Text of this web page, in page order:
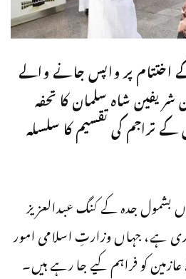
پر واپس جانے والے
شریفین شاہ سلمان کا تحفہ
تراجم کی تقسیم کا سلسلہ
بشمول جدہ کے کنگ عبدالعزیز
ہے، جہاں وزارتِ اسلامی امور
کو فراہم کیے جا رہے ہیں۔